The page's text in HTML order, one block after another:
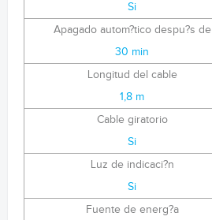
Si
Apagado autom?tico despu?s de
30 min
Longitud del cable
1,8 m
Cable giratorio
Si
Luz de indicaci?n
Si
Fuente de energ?a